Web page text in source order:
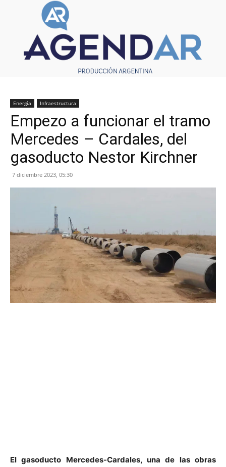
Energía Infraestructura
Empezo a funcionar el tramo
Mercedes – Cardales, del
gasoducto Nestor Kirchner
7 diciembre 2023, 05:30
El gasoducto Mercedes-Cardales, una de las obras